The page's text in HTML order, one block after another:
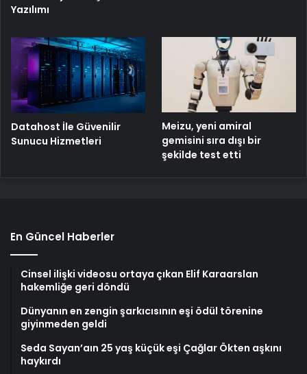
Yazılımı
Datahost İle Güvenilir
Sunucu Hizmetleri
Meizu, yeni amiral
gemisini sıra dışı bir
şekilde test etti
En Güncel Haberler
Cinsel ilişki videosu ortaya çıkan Elif Karaarslan
hakemliğe geri döndü
Dünyanın en zengin şarkıcısının eşi ödül törenine
giyinmeden geldi
Seda Sayan’aın 25 yaş küçük eşi Çağlar Ökten aşkını
haykırdı